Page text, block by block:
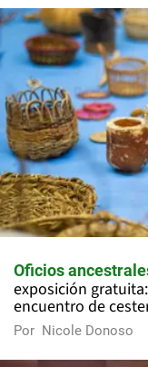
Oficios
exposición
encuentro de
Por Nicole Donoso